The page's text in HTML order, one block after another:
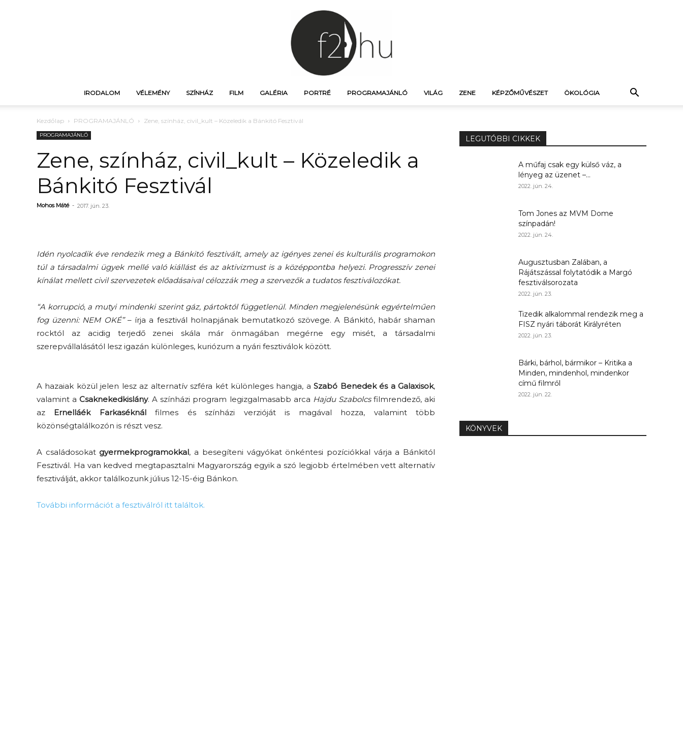
fiatalság
IRODALOM VÉLEMÉNY SZÍNHÁZ FILM GALÉRIA PORTRÉ PROGRAMAJÁNLÓ VILÁG ZENE KÉPZŐMŰVÉSZET ÖKOLÓGIA
Kezdőlap PROGRAMAJÁNLÓ Zene, színház, civil_kult – Közeledik a Bánkitó Fesztivál
PROGRAMAJÁNLÓ
Zene, színház, civil_kult – Közeledik a
Bánkitó Fesztivál
Mohos Máté - 2017. jún. 23.
Idén nyolcadik éve rendezik meg a Bánkitó fesztivált, amely az igényes zenei és kulturális programokon
túl a társadalmi ügyek mellé való kiállást és az aktivizmust is a középpontba helyezi. Progresszív zenei
kínálat mellett civil szervezetek előadásaival célozzák meg a szervezők a tudatos fesztiválozókat.
“A korrupció, a mutyi mindenki szerint gáz, pártoktól függetlenül. Minden megjelenésünk egyértelműen
fog üzenni: NEM OKÉ”– írja a fesztivál holnapjának bemutatkozó szövege. A Bánkitó, habár shaman
rocktól az acidig terjedő zenei skála már önmagában megérne egy misét, a társadalmi
szerepvállalásától lesz igazán különleges, kuriózum a nyári fesztiválok között.
A hazaiak közül jelen lesz az alternatív szféra két különleges hangja, aSzabó Benedek és a Galaxisok,
valamint a Csaknekedkislány. A színházi program legizgalmasabb arca Hajdu Szabolcsfilmrendező, aki
az Ernelláék Farkaséknálfilmes és színházi verzióját is magával hozza, valamint több
közönségtalálkozón is részt vesz.
A családosokat gyermekprogramokkal, a besegíteni vágyókat önkéntesi pozíciókkal várja a Bánkitól
Fesztivál. Ha van kedved megtapasztalni Magyarország egyik a szó legjobb értelmében vett alternatív
fesztiválját, akkor találkozunk július 12-15-éig Bánkon.
További információt a fesztiválról itt találtok.
LEGUTÓBBI CIKKEK
A műfaj csak egy külső váz, a
lényeg az üzenet –...
2022. jún. 24.
Tom Jones az MVM Dome
színpadán!
2022. jún. 24.
Augusztusban Zalában, a
Rájátszással folytatódik a Margó
fesztiválsorozata
2022. jún. 23.
Tizedik alkalommal rendezik meg a
FISZ nyári táborát Királyréten
2022. jún. 23.
Bárki, bárhol, bármikor – Kritika a
Minden, mindenhol, mindenkor
című filmről
2022. jún. 22.
KÖNYVEK